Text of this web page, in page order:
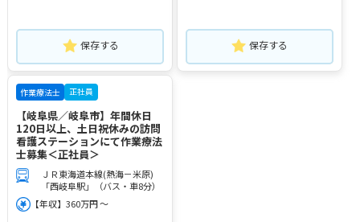
保存する 保存する
作業療法士 正社員
【岐阜県／岐阜市】年間休日
120日以上、土日祝休みの訪問
看護ステーションにて作業療法
士募集＜正社員＞
ＪＲ東海道本線(熱海－米原)
「西岐阜駅」（バス・車8分）
【年収】360万円 ～